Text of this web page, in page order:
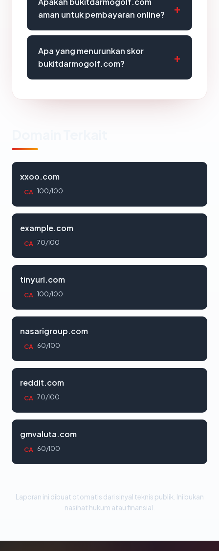
aman untuk pembayaran online?
Apa yang menurunkan skor
bukitdarmogolf.com?
xxoo.com
CA 100/100
example.com
CA 70/100
tinyurl.com
CA 100/100
nasarigroup.com
CA 60/100
reddit.com
CA 70/100
gmvaluta.com
CA 60/100
Laporan ini dibuat otomatis dari sinyal teknis publik. Ini bukan
nasihat hukum atau finansial.